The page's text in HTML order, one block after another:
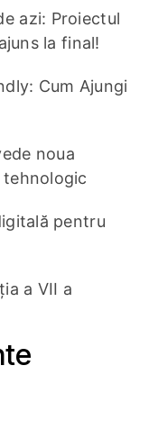
azi: Proiectul
la final!
Cum Ajungi
noua
pentru
a VII a